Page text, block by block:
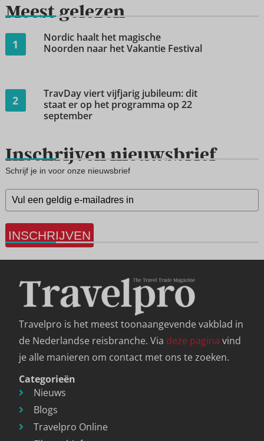
Meest gelezen
1
Nordic haalt het magische
Noorden naar het Vakantie Festival
2
TravDay viert vijfjarig jubileum: dit
staat er op het programma op 22
september
Inschrijven nieuwsbrief
Schrijf je in voor onze nieuwsbrief
INSCHRIJVEN
Travelpro is het meest toonaangevende vakblad in
de Nederlandse reisbranche. Via deze pagina vind
je alle manieren om contact met ons te zoeken.
Categorieën
Nieuws
Blogs
Travelpro Online